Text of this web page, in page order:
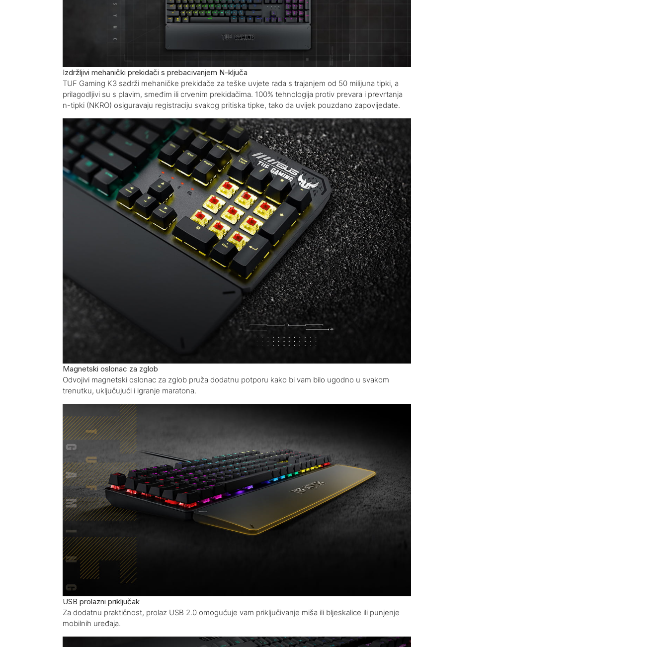
Izdržljivi mehanički prekidači s prebacivanjem N-ključa
TUF Gaming K3 sadrži mehaničke prekidače za teške uvjete rada s trajanjem od 50 milijuna tipki, a
prilagodljivi su s plavim, smeđim ili crvenim prekidačima. 100% tehnologija protiv prevara i prevrtanja
n-tipki (NKRO) osiguravaju registraciju svakog pritiska tipke, tako da uvijek pouzdano zapovijedate.
Magnetski oslonac za zglob
Odvojivi magnetski oslonac za zglob pruža dodatnu potporu kako bi vam bilo ugodno u svakom
trenutku, uključujući i igranje maratona.
USB prolazni priključak
Za dodatnu praktičnost, prolaz USB 2.0 omogućuje vam priključivanje miša ili bljeskalice ili punjenje
mobilnih uređaja.